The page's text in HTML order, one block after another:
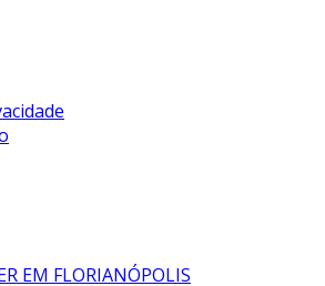
EM FLORIANÓPOLIS